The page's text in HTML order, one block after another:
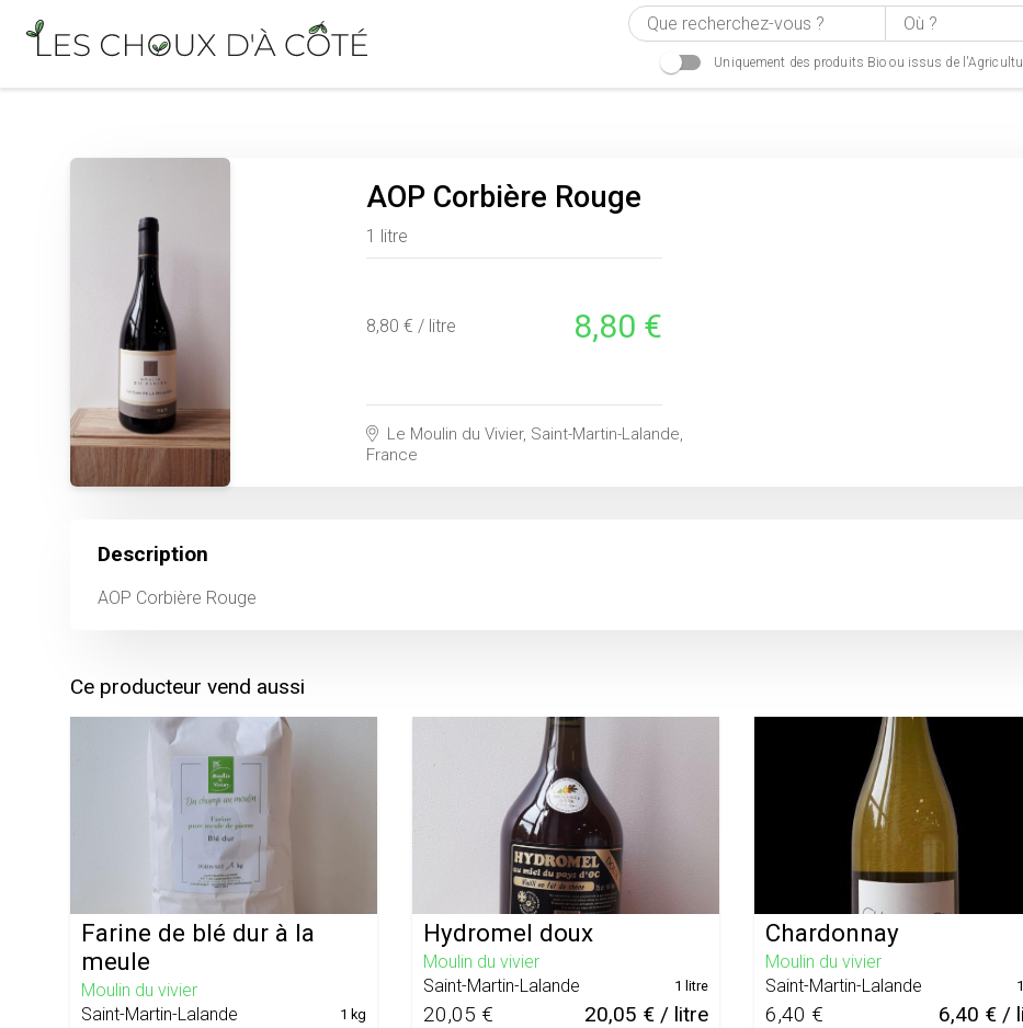
Uniquement des produits Bio ou issus de
AOP Corbière Rouge
1 litre
8,80 € / litre 8,80 €
Le Moulin du Vivier, Saint-Martin-Lalande,
France
Description
AOP Corbière Rouge
Ce producteur vend aussi
Farine de blé dur à la
meule
Moulin du vivier
Saint-Martin-Lalande
1 kg
Hydromel doux
Moulin du vivier
Saint-Martin-Lalande
20,05 € 20,05 € / litre
1 litre
Chardonnay
Moulin du vivier
Saint-Martin-Lalande
6,40 € 6,40 € /